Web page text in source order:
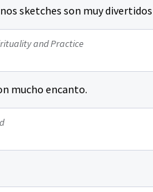
sketches son muy
and Practice
mucho encanto.